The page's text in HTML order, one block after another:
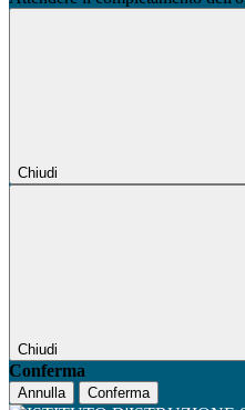
Chiudi
Chiudi
Conferma
Annulla Conferma